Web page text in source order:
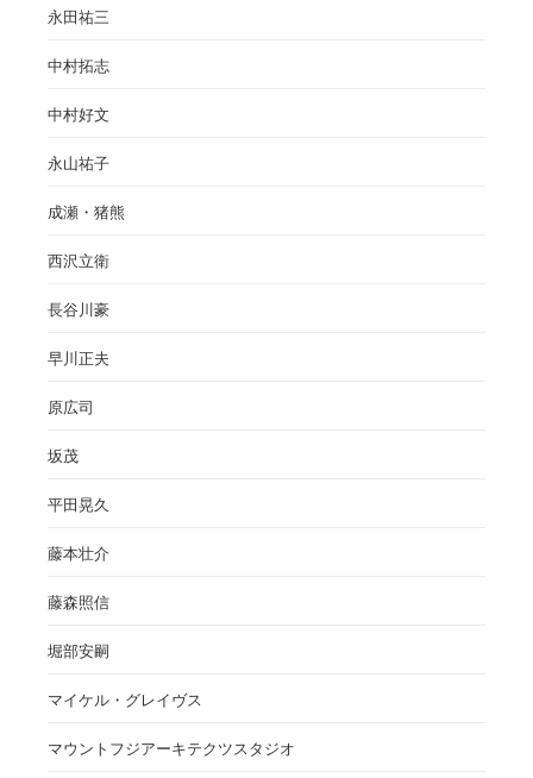
永田祐三
中村拓志
中村好文
永山祐子
成瀬・猪熊
西沢立衛
長谷川豪
早川正夫
原広司
坂茂
平田晃久
藤本壮介
藤森照信
堀部安嗣
マイケル・グレイヴス
マウントフジアーキテクツスタジオ